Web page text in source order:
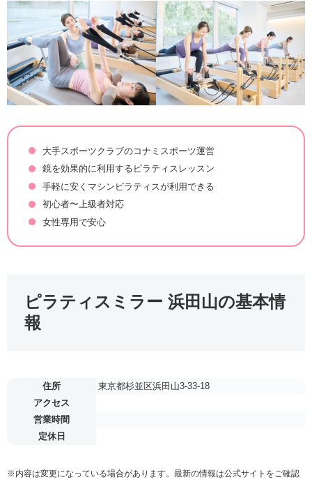
大手スポーツクラブのコナミスポーツ運営
鏡を効果的に利用するピラティスレッスン
手軽に安くマシンピラティスが利用できる
初心者〜上級者対応
女性専用で安心
ピラティスミラー 浜田山の基本情
報
住所
東京都杉並区浜田山3-33-18
アクセス
営業時間
定休日
※内容は変更になっている場合があります。最新の情報は公式サイトをご確認